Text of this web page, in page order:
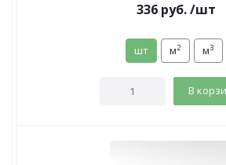
336 руб./шт
шт м2 м3
В